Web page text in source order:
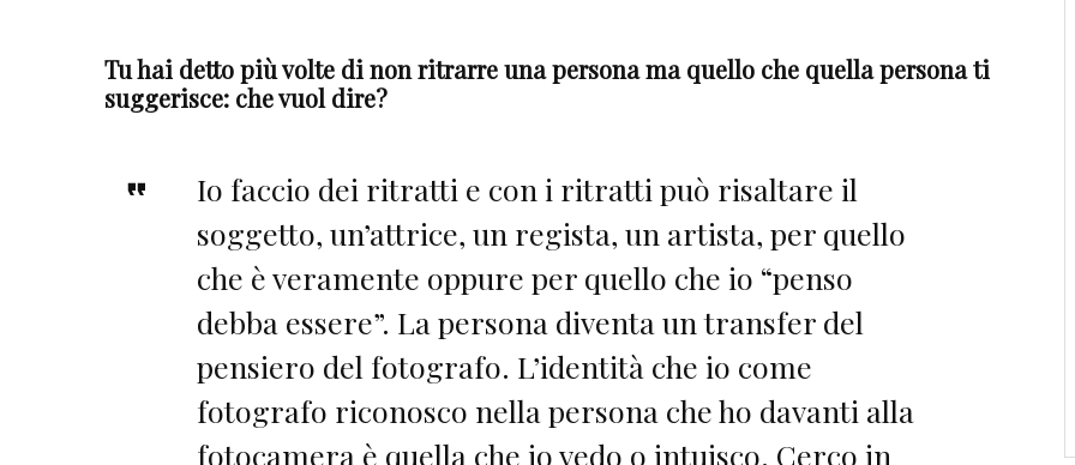
Tu hai detto più volte di non ritrarre una persona ma quello che quella persona ti
suggerisce: che vuol dire?
Io faccio dei ritratti e con i ritratti può risaltare il
soggetto, un’attrice, un regista, un artista, per quello
che è veramente oppure per quello che io “penso
debba essere”. La persona diventa un transfer del
pensiero del fotografo. L’identità che io come
fotografo riconosco nella persona che ho davanti alla
fotocamera è quella che io vedo o intuisco. Cerco in